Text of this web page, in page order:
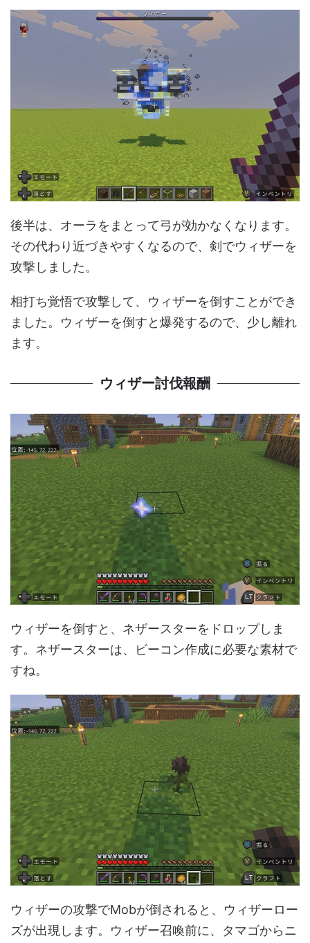
後半は、オーラをまとって弓が効かなくなります。
その代わり近づきやすくなるので、剣でウィザーを
攻撃しました。
相打ち覚悟で攻撃して、ウィザーを倒すことができ
ました。ウィザーを倒すと爆発するので、少し離れ
ます。
ウィザー討伐報酬
ウィザーを倒すと、ネザースターをドロップしま
す。ネザースターは、ビーコン作成に必要な素材で
すね。
ウィザーの攻撃でMobが倒されると、ウィザーロー
ズが出現します。ウィザー召喚前に、タマゴからニ